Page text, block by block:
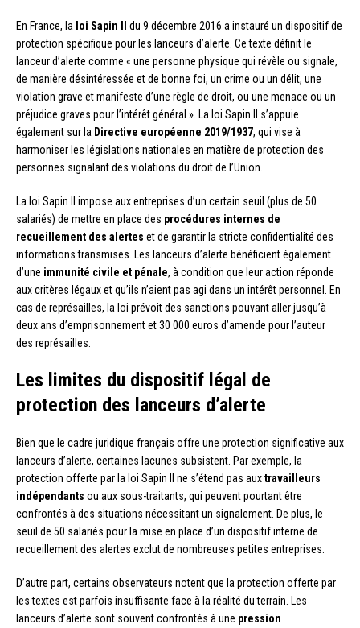
En France, la loi Sapin II
du 9 décembre 2016 a instauré un dispositif de
protection spécifique pour les lanceurs d’alerte. Ce texte définit le
lanceur d’alerte comme « une personne physique qui révèle ou signale,
de manière désintéressée et de bonne foi, un crime ou un délit, une
violation grave et manifeste d’une règle de droit, ou une menace ou un
préjudice graves pour l’intérêt général ». La loi Sapin II s’appuie
également sur la Directive européenne 2019/1937, qui vise à
harmoniser les législations nationales en matière de protection des
personnes signalant des violations du droit de l’Union.
La loi Sapin II impose aux entreprises d’un certain seuil (plus de 50
salariés) de mettre en place des procédures internes de
recueillement des alertes et de garantir la stricte confidentialité des
informations transmises. Les lanceurs d’alerte bénéficient également
d’une immunité civile et pénale, à condition que leur action réponde
aux critères légaux et qu’ils n’aient pas agi dans un intérêt personnel. En
cas de représailles, la loi prévoit des sanctions pouvant aller jusqu’à
deux ans d’emprisonnement et 30 000 euros d’amende pour l’auteur
des représailles.
Les limites du dispositif légal de
protection des lanceurs d’alerte
Bien que le cadre juridique français offre une protection significative aux
lanceurs d’alerte, certaines lacunes subsistent. Par exemple, la
protection offerte par la loi Sapin II ne s’étend pas auxtravailleurs
indépendants ou aux sous-traitants, qui peuvent pourtant être
confrontés à des situations nécessitant un signalement. De plus, le
seuil de 50 salariés pour la mise en place d’un dispositif interne de
recueillement des alertes exclut de nombreuses petites entreprises.
D’autre part, certains observateurs notent que la protection offerte par
les textes est parfois insuffisante face à la réalité du terrain. Les
lanceurs d’alerte sont souvent confrontés à une pression